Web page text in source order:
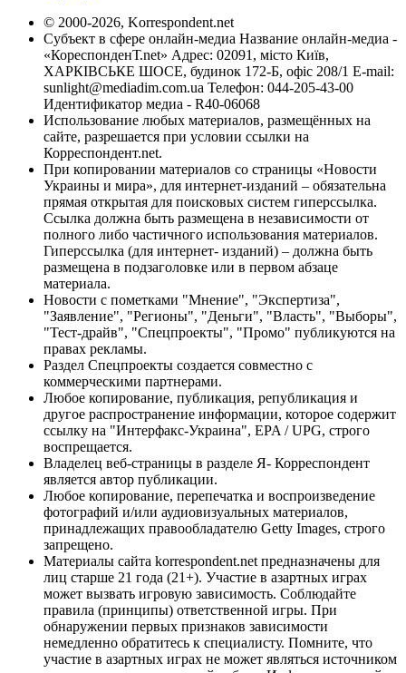
© 2000-2026, Korrespondent.net
Субъект в сфере онлайн-медиа Название онлайн-медиа -
«КореспонденТ.net» Адрес: 02091, місто Київ,
ХАРКІВСЬКЕ ШОСЕ, будинок 172-Б, офіс 208/1 E-mail:
sunlight@mediadim.com.ua Телефон: 044-205-43-00
Идентификатор медиа - R40-06068
Использование любых материалов, размещённых на
сайте, разрешается при условии ссылки на
Корреспондент.net.
При копировании материалов со страницы «Новости
Украины и мира», для интернет-изданий – обязательна
прямая открытая для поисковых систем гиперссылка.
Ссылка должна быть размещена в независимости от
полного либо частичного использования материалов.
Гиперссылка (для интернет- изданий) – должна быть
размещена в подзаголовке или в первом абзаце
материала.
Новости с пометками "Мнение", "Экспертиза",
"Заявление", "Регионы", "Деньги", "Власть", "Выборы",
"Тест-драйв", "Спецпроекты", "Промо" публикуются на
правах рекламы.
Раздел Спецпроекты создается совместно с
коммерческими партнерами.
Любое копирование, публикация, републикация и
другое распространение информации, которое содержит
ссылку на "Интерфакс-Украина", EPA / UPG, строго
воспрещается.
Владелец веб-страницы в разделе Я- Корреспондент
является автор публикации.
Любое копирование, перепечатка и воспроизведение
фотографий и/или аудиовизуальных материалов,
принадлежащих правообладателю Getty Images, строго
запрещено.
Материалы сайта korrespondent.net предназначены для
лиц старше 21 года (21+). Участие в азартных играх
может вызвать игровую зависимость. Соблюдайте
правила (принципы) ответственной игры. При
обнаружении первых признаков зависимости
немедленно обратитесь к специалисту. Помните, что
участие в азартных играх не может являться источником